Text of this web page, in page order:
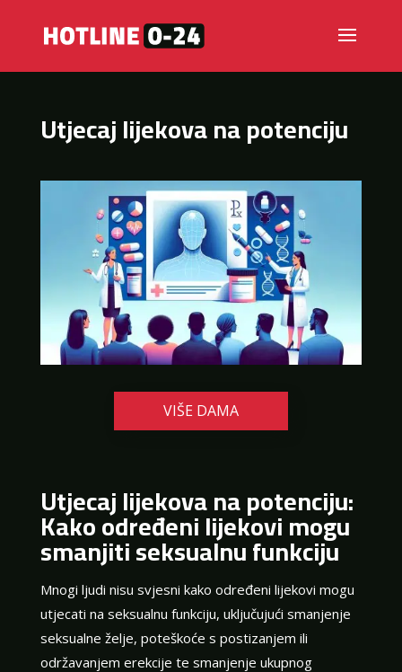
Utjecaj lijekova na potenciju
VIŠE DAMA
Utjecaj lijekova na potenciju:
Kako određeni lijekovi mogu
smanjiti seksualnu funkciju
Mnogi ljudi nisu svjesni kako određeni lijekovi mogu
utjecati na seksualnu funkciju, uključujući smanjenje
seksualne želje, poteškoće s postizanjem ili
održavanjem erekcije te smanjenje ukupnog